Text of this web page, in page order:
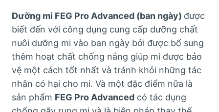
Dưỡng mi FEG Pro Advanced (ban ngày) được
biết đến với công dụng cung cấp dưỡng chất
nuôi dưỡng mi vào ban ngày bởi được bổ sung
thêm hoạt chất chống nắng giúp mi được bảo
vệ một cách tốt nhất và tránh khỏi những tác
nhân có hại cho mi. Và một đặc điểm nữa là
sản phẩm FEG Pro Advanced có tác dụng